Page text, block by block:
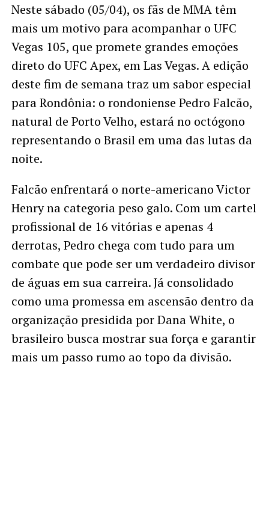
Neste sábado (05/04), os fãs de MMA têm
mais um motivo para acompanhar o UFC
Vegas 105, que promete grandes emoções
direto do UFC Apex, em Las Vegas. A edição
deste fim de semana traz um sabor especial
para Rondônia: o rondoniense Pedro Falcão,
natural de Porto Velho, estará no octógono
representando o Brasil em uma das lutas da
noite.
Falcão enfrentará o norte-americano Victor
Henry na categoria peso galo. Com um cartel
profissional de 16 vitórias e apenas 4
derrotas, Pedro chega com tudo para um
combate que pode ser um verdadeiro divisor
de águas em sua carreira. Já consolidado
como uma promessa em ascensão dentro da
organização presidida por Dana White, o
brasileiro busca mostrar sua força e garantir
mais um passo rumo ao topo da divisão.